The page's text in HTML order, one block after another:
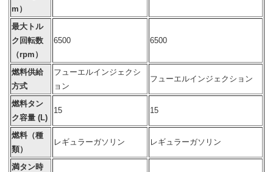
m）
最大トル
ク回転数
（rpm）
6500 6500
燃料供給
方式
フューエルインジェクシ
ョン
フューエルインジェクション
燃料タン
ク容量 (L)
15 15
燃料（種
類）
レギュラーガソリン レギュラーガソリン
満タン時